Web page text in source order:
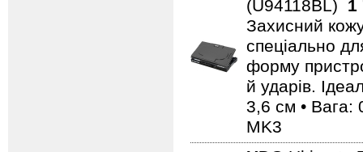
(U94118BL) 1
Захисний
спеціально
форму
й ударів.
3,6 см • Вага:
MK3